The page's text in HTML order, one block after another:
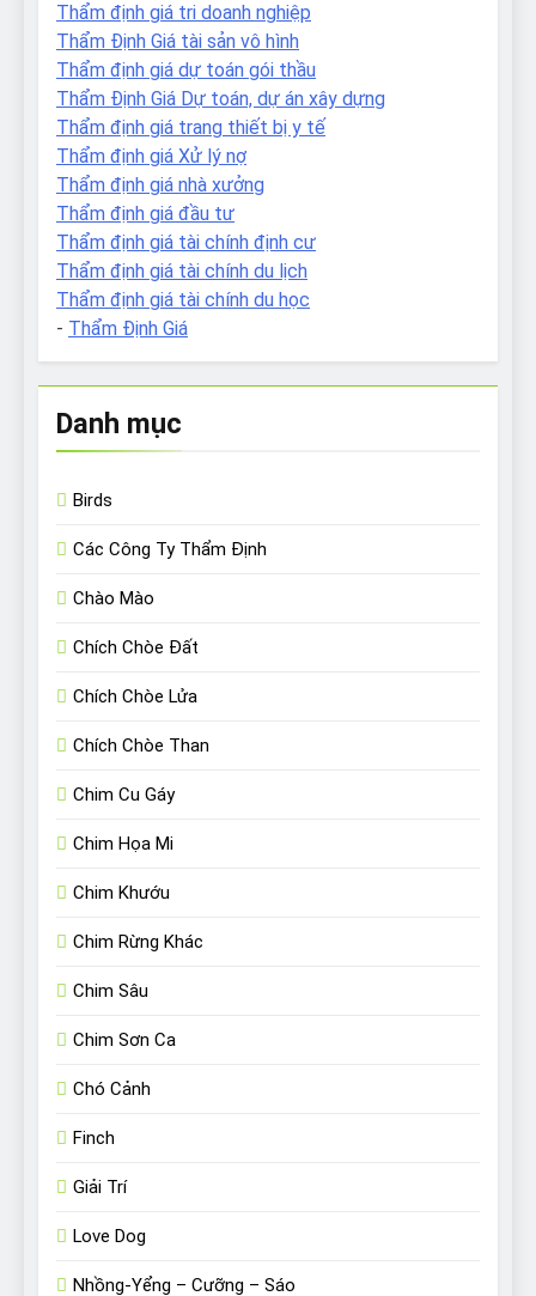
Thẩm định giá tri doanh nghiệp
Thẩm Định Giá tài sản vô hình
Thẩm định giá dự toán gói thầu
Thẩm Định Giá Dự toán, dự án xây dựng
Thẩm định giá trang thiết bị y tế
Thẩm định giá Xử lý nợ
Thẩm định giá nhà xưởng
Thẩm định giá đầu tư
Thẩm định giá tài chính định cư
Thẩm định giá tài chính du lịch
Thẩm định giá tài chính du học
- Thẩm Định Giá
Danh mục
Birds
Các Công Ty Thẩm Định
Chào Mào
Chích Chòe Đất
Chích Chòe Lửa
Chích Chòe Than
Chim Cu Gáy
Chim Họa Mi
Chim Khướu
Chim Rừng Khác
Chim Sâu
Chim Sơn Ca
Chó Cảnh
Finch
Giải Trí
Love Dog
Nhồng-Yểng – Cưỡng – Sáo